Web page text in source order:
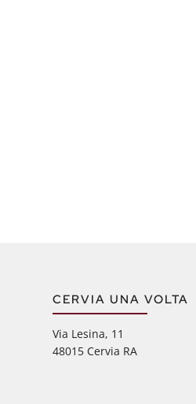
CERVIA UNA VOLTA
Via Lesina, 11
48015 Cervia RA